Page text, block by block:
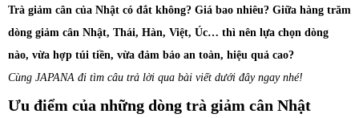
Trà giảm cân của Nhật có đắt không? Giá bao nhiêu? Giữa hàng trăm
dòng giảm cân Nhật, Thái, Hàn, Việt, Úc… thì nên lựa chọn dòng
nào, vừa hợp túi tiền, vừa đảm bảo an toàn, hiệu quả cao?
Cùng JAPANA đi tìm câu trả lời qua bài viết dưới đây ngay nhé!
Ưu điểm của những dòng trà giảm cân Nhật